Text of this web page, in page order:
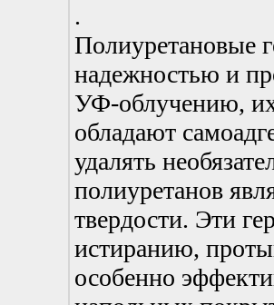
.
Полиуретановые
надежностью и
УФ-облучению,
обладают
удалять
полиуретанов
твердости. Эти
истиранию,
особенно